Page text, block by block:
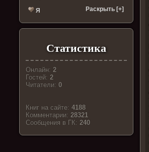
Я Раскрыть [+]
Статистика
Онлайн:2
Гостей:2
Читатели:0
Книг на сайте:4188
Комментарии:28321
Cообщения в ГК:240